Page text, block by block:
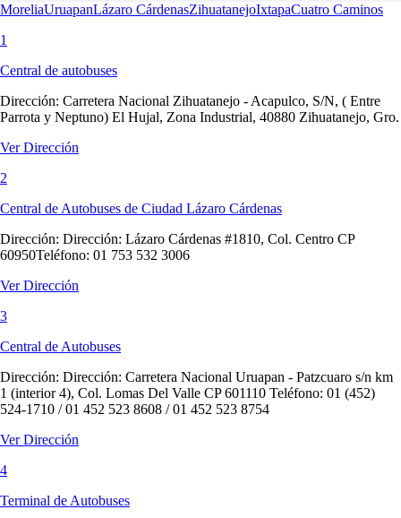
MoreliaUruapanLázaro CárdenasZihuatanejoIxtapaCuatro Caminos
1
Central de autobuses
Dirección: Carretera Nacional Zihuatanejo - Acapulco, S/N, ( Entre
Parrota y Neptuno) El Hujal, Zona Industrial, 40880 Zihuatanejo, Gro.
Ver Dirección
2
Central de Autobuses de Ciudad Lázaro Cárdenas
Dirección: Dirección: Lázaro Cárdenas #1810, Col. Centro CP
60950Teléfono: 01 753 532 3006
Ver Dirección
3
Central de Autobuses
Dirección: Dirección: Carretera Nacional Uruapan - Patzcuaro s/n km
1 (interior 4), Col. Lomas Del Valle CP 601110 Teléfono: 01 (452)
524-1710 / 01 452 523 8608 / 01 452 523 8754
Ver Dirección
4
Terminal de Autobuses